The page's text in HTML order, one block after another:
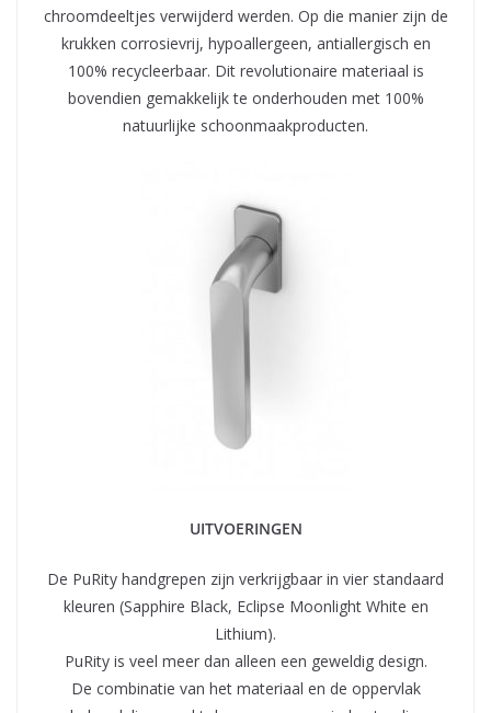
chroomdeeltjes verwijderd werden. Op die manier zijn de
krukken corrosievrij, hypoallergeen, antiallergisch en
100% recycleerbaar. Dit revolutionaire materiaal is
bovendien gemakkelijk te onderhouden met 100%
natuurlijke schoonmaakproducten.
UITVOERINGEN
De PuRity handgrepen zijn verkrijgbaar in vier standaard
kleuren (Sapphire Black, Eclipse Moonlight White en
Lithium).
PuRity is veel meer dan alleen een geweldig design.
De combinatie van het materiaal en de oppervlak